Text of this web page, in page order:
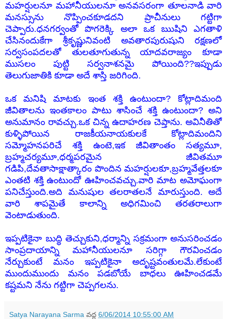
మహర్షులనూ మహానీయులనూ అనవసరంగా తూలనాడి వారి
మనస్సును నొప్పించకూడదని ప్రాచీనులు గట్టిగా
చెప్పారు.ధనగర్వంతో పొగరెక్కి అలా ఒక ఋషిని ఎగతాళి
చేసినందుకేగా శ్రీకృష్ణునివంటి అవతారపురుషుని రక్షణలో
సర్వసంపదలతో తులతూగుతున్న యాదవరాజ్యం కూడా
ముసలం పుట్టి సర్వనాశనమై పోయింది??ఇప్పుడు
తెలుగుజాతికి కూడా అదే శాస్తి జరిగింది.
ఒక మనిషి మాటకు ఇంత శక్తి ఉంటుందా? కోట్లాదిమంది
జీవితాలను ఇంతకాలం పాటు శాసించే శక్తి ఉంటుందా? అని
అనుమానం రావచ్చు.ఒక చిన్న ఉదాహరణ చెప్తాను. అవినీతితో
కుళ్ళిపోయిన రాజకీయనాయకులకే కోట్లాదిమందిని
సమ్మోహనపరిచే శక్తి ఉంటె,ఇక జీవితాంతం సత్యమూ,
బ్రహ్మచర్యమూ,ధర్మపరమైన జీవితమూ
గడిపి,దేవతాసాక్షాత్కారం పొందిన మహర్షులకూ,బ్రహ్మవేత్తలకూ
ఎంతటి శక్తి ఉంటుందో ఊహించవచ్చు.వారి మాట అమోఘంగా
పనిచేస్తుంది.అది మనుషుల తలరాతలనే మారుస్తుంది. అదే
వారి శాపమైతే కాలాన్ని అధిగమించి తరతరాలుగా
వెంటాడుతుంది.
ఇప్పటికైనా బుద్ధి తెచ్చుకుని,ధర్మాన్ని సక్రమంగా అనుసరించడం
సాంప్రదాయాన్ని మహానీయులనూ సరిగ్గా గౌరవించడం
నేర్చుకుంటే మనం ఇప్పటికైనా అదృష్టవంతులమే.లేకుంటే
ముందుముందు మనం పడబోయే బాధలు ఊహించడమే
కష్టమని నేను గట్టిగా చెప్పగలను.
Satya Narayana Sarma వద్ద 6/06/2014 10:55:00 AM